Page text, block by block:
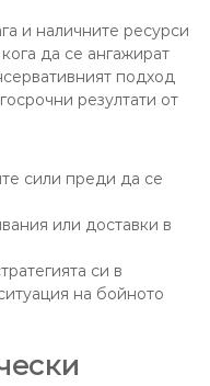
и наличните ресурси
да се ангажират
подход
резултати от
сили преди да се
или доставки в
си в
на бойното